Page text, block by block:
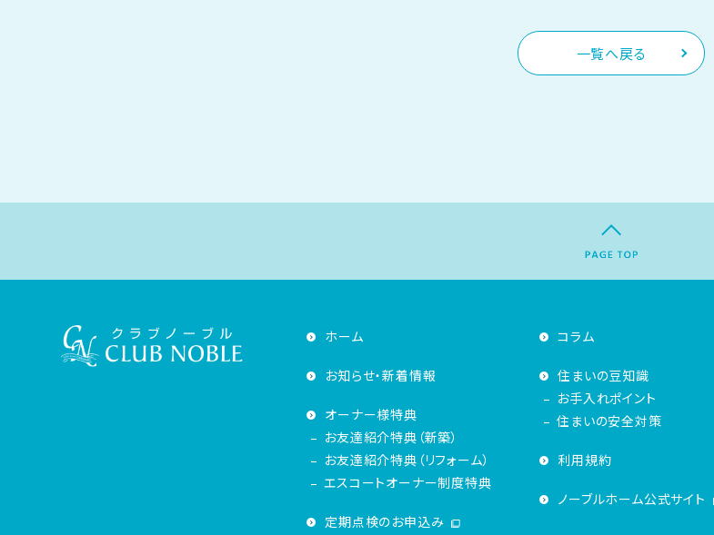
一覧へ戻る
ホーム
お知らせ・新着情報
オーナー様特典
お友達紹介特典（新築）
お友達紹介特典（リフォーム）
エスコートオーナー制度特典
定期点検のお申込み
コラム
住まいの豆知識
お手入れポイント
住まいの安全対策
利用規約
ノーブルホーム公式サイト